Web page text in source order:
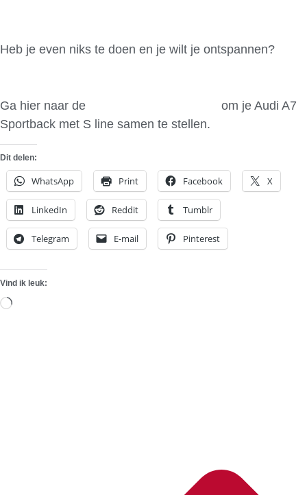
Heb je even niks te doen en je wilt je ontspannen?
Ga hier naar de
om je Audi A7
Sportback met S line samen te stellen.
Dit delen:
WhatsApp Print Facebook X
LinkedIn Reddit Tumblr
Telegram E-mail Pinterest
Vind ik leuk:
Aan